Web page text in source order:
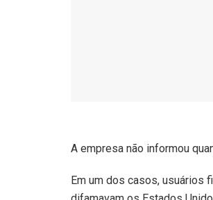
A empresa não informou
Em um dos casos, usuários